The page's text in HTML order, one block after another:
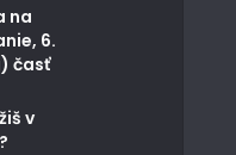
na
6.
časť
v